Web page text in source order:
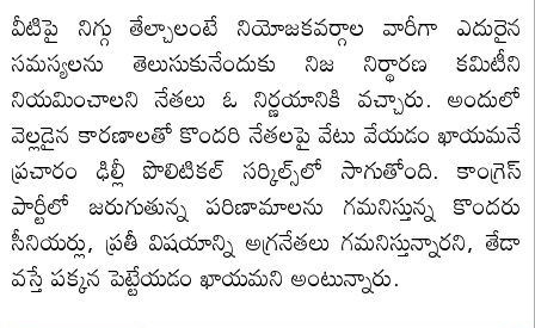
వీటిపై నిగ్గు తేల్చాలంటే నియోజకవర్గాల వారీగా ఎదురైన
సమస్యలను తెలుసుకునేందుకు నిజ నిర్థారణ కమిటీని
నియమించాలని నేతలు ఓ నిర్ణయానికి వచ్చారు. అందులో
వెల్లడైన కారణాలతో కొందరి నేతలపై వేటు వేయడం ఖాయమనే
ప్రచారం ఢిల్లీ పొలిటికల్ సర్కిల్స్‌లో సాగుతోంది. కాంగ్రెస్
పార్టీలో జరుగుతున్న పరిణామాలను గమనిస్తున్న కొందరు
సీనియర్లు, ప్రతీ విషయాన్ని అగ్రనేతలు గమనిస్తున్నారని, తేడా
వస్తే పక్కన పెట్టేయడం ఖాయమని అంటున్నారు.